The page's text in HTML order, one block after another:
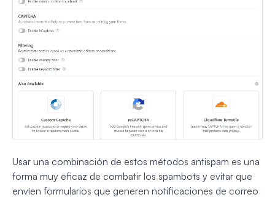
Usar una combinación de estos métodos antispam es una
forma muy eficaz de combatir los spambots y evitar que
envíen formularios que generen notificaciones de correo